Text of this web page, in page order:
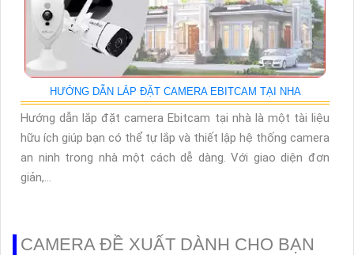
HƯỚNG DẪN LẮP ĐẶT CAMERA EBITCAM TẠI NHA
Hướng dẫn lắp đặt camera Ebitcam tại nhà là một tài liệu
hữu ích giúp bạn có thể tự lắp và thiết lập hệ thống camera
an ninh trong nhà một cách dễ dàng. Với giao diện đơn
giản,...
CAMERA ĐỀ XUẤT DÀNH CHO BẠN